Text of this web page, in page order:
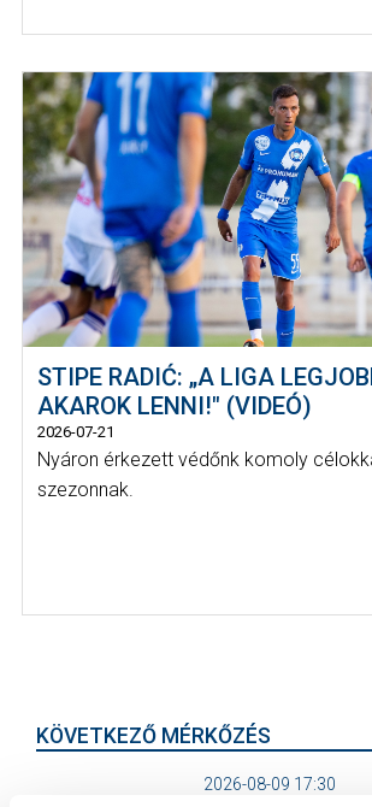
STIPE RADIĆ: „A LIGA
AKAROK LENNI!" (VIDEÓ)
2026-07-21
Nyáron érkezett védőnk komoly
szezonnak.
KÖVETKEZŐ MÉRKŐZÉS
2026-08-09 17:30